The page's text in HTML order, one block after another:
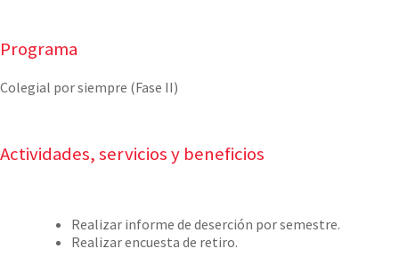
Programa
Colegial por siempre (Fase II)
Actividades, servicios y beneficios
Realizar informe de deserción por semestre.
Realizar encuesta de retiro.